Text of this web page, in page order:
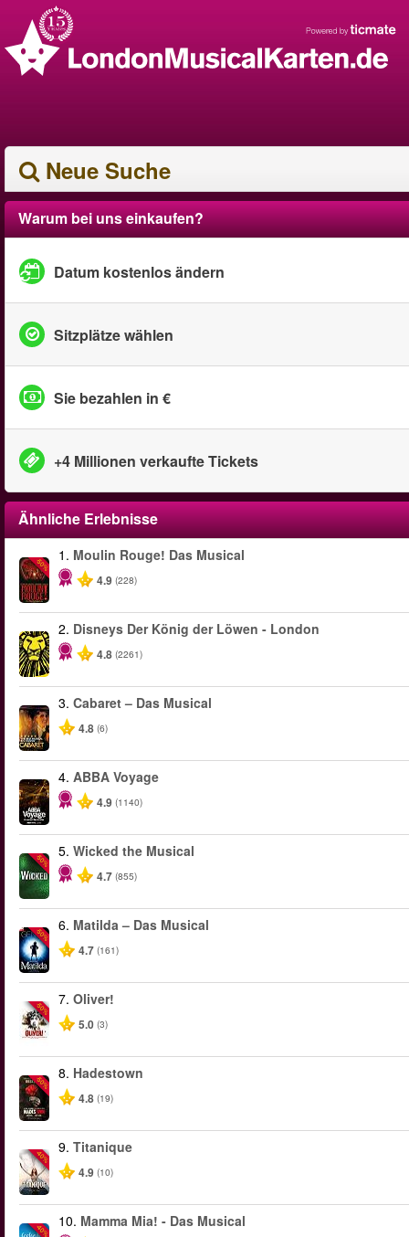
Neue Suche
Warum bei uns einkaufen?
Datum kostenlos ändern
Sitzplätze wählen
Sie bezahlen in €
+4 Millionen verkaufte Tickets
Ähnliche Erlebnisse
-50%
1. Moulin Rouge! Das Musical
4.9 (228)
2. Disneys Der König der Löwen - London
4.8 (2261)
3. Cabaret – Das Musical
4.8 (6)
4. ABBA Voyage
4.9 (1140)
-50%
5. Wicked the Musical
4.7 (855)
-50%
6. Matilda – Das Musical
4.7 (161)
-50%
7. Oliver!
5.0 (3)
-50%
8. Hadestown
4.8 (19)
-40%
9. Titanique
4.9 (10)
-40%
10. Mamma Mia! - Das Musical